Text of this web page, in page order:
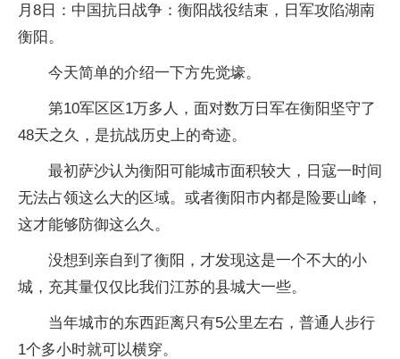
月8日：中国抗日战争：衡阳战役结束，日军攻陷湖南
衡阳。
今天简单的介绍一下方先觉壕。
第10军区区1万多人，面对数万日军在衡阳坚守了
48天之久，是抗战历史上的奇迹。
最初萨沙认为衡阳可能城市面积较大，日寇一时间
无法占领这么大的区域。或者衡阳市内都是险要山峰，
这才能够防御这么久。
没想到亲自到了衡阳，才发现这是一个不大的小
城，充其量仅仅比我们江苏的县城大一些。
当年城市的东西距离只有5公里左右，普通人步行
1个多小时就可以横穿。